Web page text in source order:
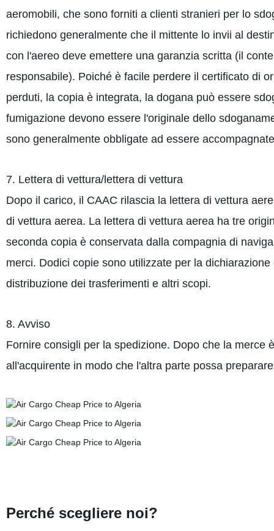
aeromobili, che sono forniti a clienti stranieri per lo
richiedono generalmente che il mittente lo invii al
con l'aereo deve emettere una garanzia scritta (il
responsabile). Poiché è facile perdere il certificato di
perduti, la copia è integrata, la dogana può essere
fumigazione devono essere l'originale dello
sono generalmente obbligate ad essere
7. Lettera di vettura/lettera di vettura
Dopo il carico, il CAAC rilascia la lettera di vettura
di vettura aerea. La lettera di vettura aerea ha tre
seconda copia è conservata dalla compagnia di
merci. Dodici copie sono utilizzate per la
distribuzione dei trasferimenti e altri scopi.
8. Avviso
Fornire consigli per la spedizione. Dopo che la merce
all'acquirente in modo che l'altra parte possa
Perché scegliere noi?